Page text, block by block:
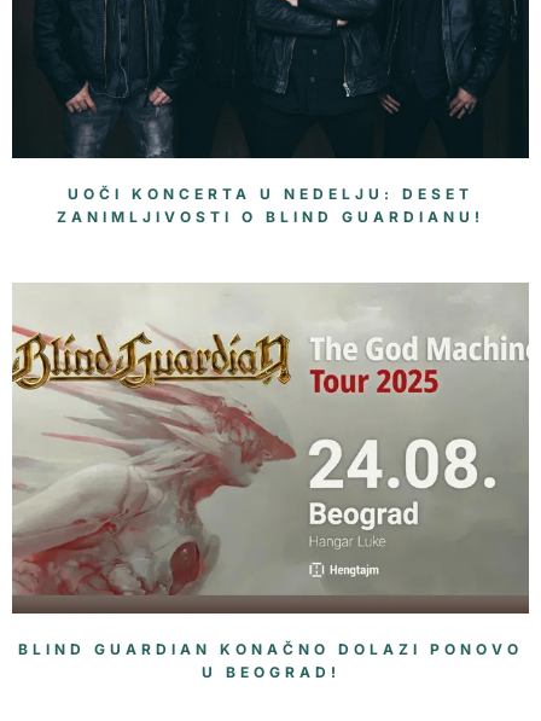
UOČI KONCERTA U NEDELJU: DESET
ZANIMLJIVOSTI O BLIND GUARDIANU!
BLIND GUARDIAN KONAČNO DOLAZI PONOVO
U BEOGRAD!